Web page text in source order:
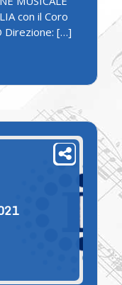
con il Coro
Direzione: […]